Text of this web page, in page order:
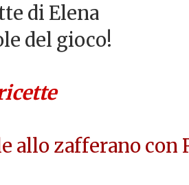
di Elena
del gioco!
allo zafferano con